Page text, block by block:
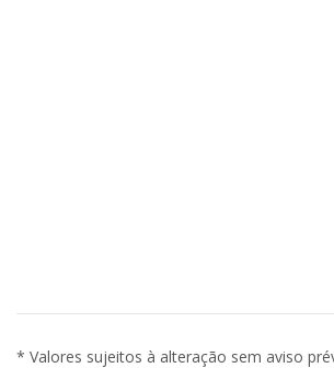
* Valores sujeitos à alteração sem aviso